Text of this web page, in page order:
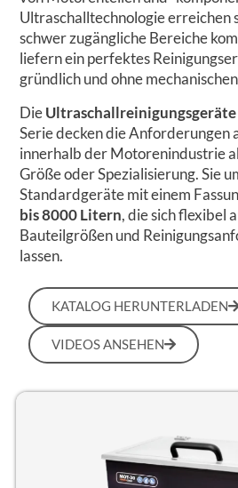
Ultraschalltechnologie erreichen
schwer zugängliche Bereiche
liefern ein perfektes
gründlich und ohne
DieUltraschallreinigungsgeräte
Serie decken die Anforderungen
innerhalb der Motorenindustrie
Größe oder Spezialisierung. Sie
Standardgeräte mit einem
bis 8000 Litern, die sich flexibel
Bauteilgrößen und
lassen.
KATALOG HERUNTERLADEN
VIDEOS ANSEHEN